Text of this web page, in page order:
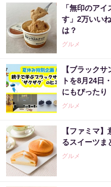
「無印のア
す」2万いい
は？
グルメ
【ブラック
トを8月24日
にもぴったり
グルメ
【ファミマ
るスイーツま
グルメ